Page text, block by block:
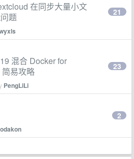
在同步大量小文
题
21
混合 Docker for
易攻略
PengLiLi
23
2